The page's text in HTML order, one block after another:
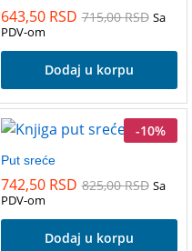
643,50 RSD 715,00RSD Sa
PDV-om
Dodaj u korpu
-10%
Put sreće
742,50 RSD 825,00RSD Sa
PDV-om
Dodaj u korpu